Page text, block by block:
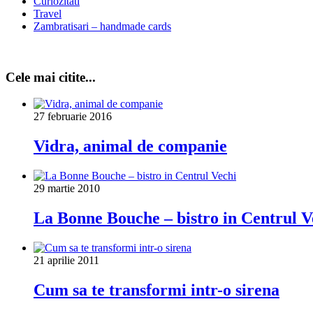
Travel
Zambratisari – handmade cards
Cele mai citite...
27 februarie 2016
Vidra, animal de companie
29 martie 2010
La Bonne Bouche – bistro in Centrul
21 aprilie 2011
Cum sa te transformi intr-o sirena